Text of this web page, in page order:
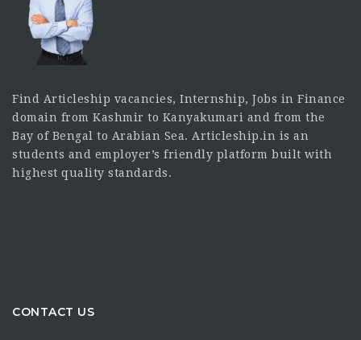
Find Articleship vacancies, Internship, Jobs in Finance
domain from Kashmir to Kanyakumari and from the
Bay of Bengal to Arabian Sea. Articleship.in is an
students and employer’s friendly platform built with
highest quality standards.
CONTACT US